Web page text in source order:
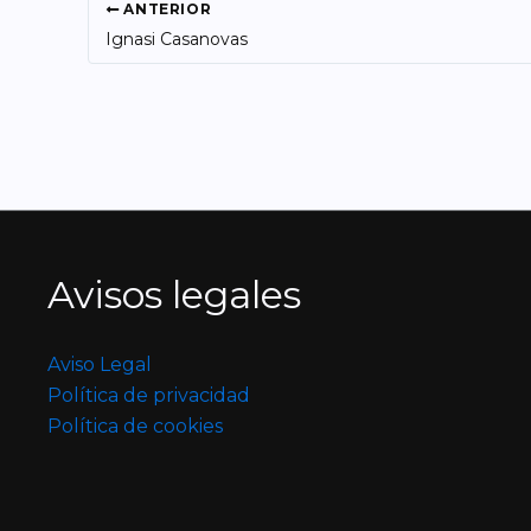
ANTERIOR
Ignasi Casanovas
Avisos legales
Aviso Legal
Política de privacidad
Política de cookies